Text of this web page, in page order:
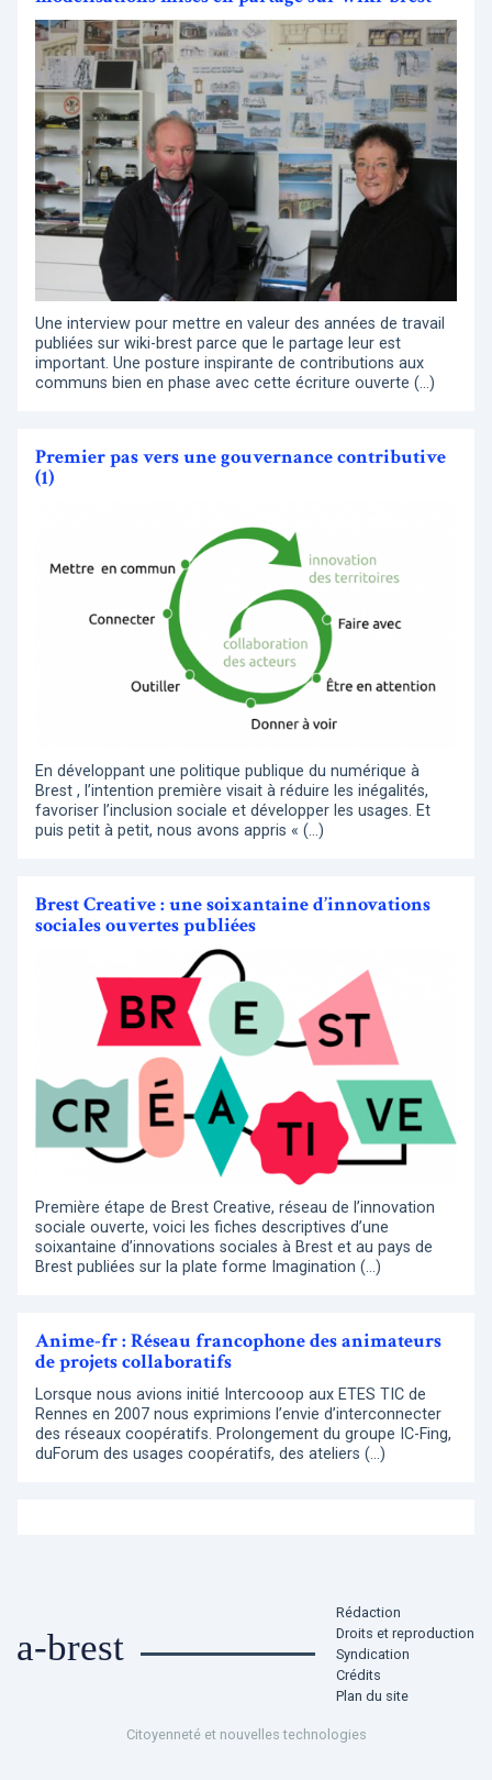
Une interview pour mettre en valeur des années de travail
publiées sur wiki-brest parce que le partage leur est
important. Une posture inspirante de contributions aux
communs bien en phase avec cette écriture ouverte (…)
Premier pas vers une gouvernance contributive
(1)
En développant une politique publique du numérique à
Brest , l’intention première visait à réduire les inégalités,
favoriser l’inclusion sociale et développer les usages. Et
puis petit à petit, nous avons appris « (…)
Brest Creative : une soixantaine d’innovations
sociales ouvertes publiées
Première étape de Brest Creative, réseau de l’innovation
sociale ouverte, voici les fiches descriptives d’une
soixantaine d’innovations sociales à Brest et au pays de
Brest publiées sur la plate forme Imagination (…)
Anime-fr : Réseau francophone des animateurs
de projets collaboratifs
Lorsque nous avions initié Intercooop aux ETES TIC de
Rennes en 2007 nous exprimions l’envie d’interconnecter
des réseaux coopératifs. Prolongement du groupe IC-Fing,
duForum des usages coopératifs, des ateliers (…)
a-brest
Rédaction
Droits et reproduction
Syndication
Crédits
Plan du site
Citoyenneté et nouvelles technologies